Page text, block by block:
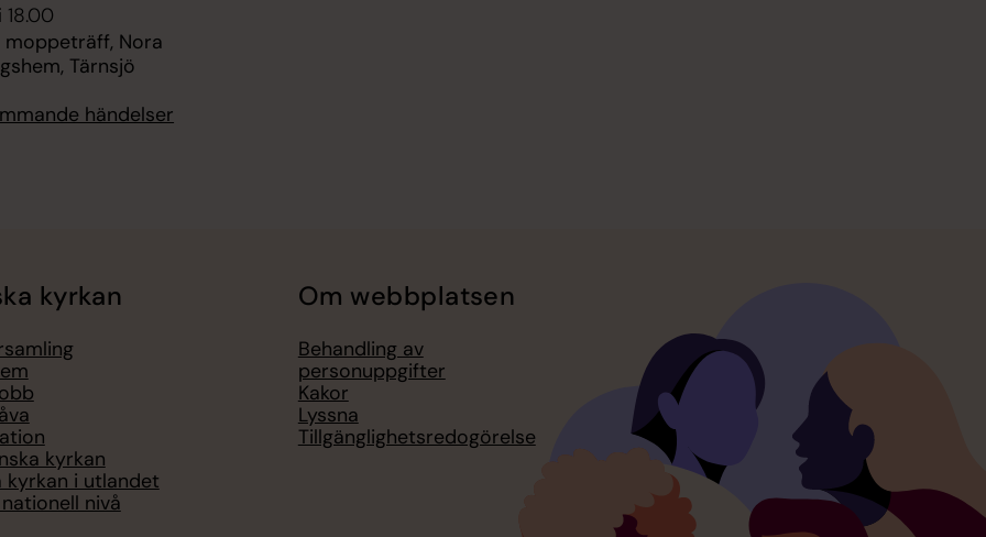
18.00
Nora
Tärnsjö
händelser
kyrkan
kyrkan
kyrkan i utlandet
nivå
Om webbplatsen
Behandling av
personuppgifter
Kakor
Lyssna
Tillgänglighetsredogörelse